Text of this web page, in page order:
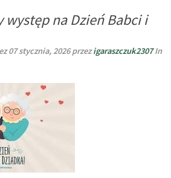
występ na Dzień Babci i
07 stycznia, 2026 przezigaraszczuk2307In